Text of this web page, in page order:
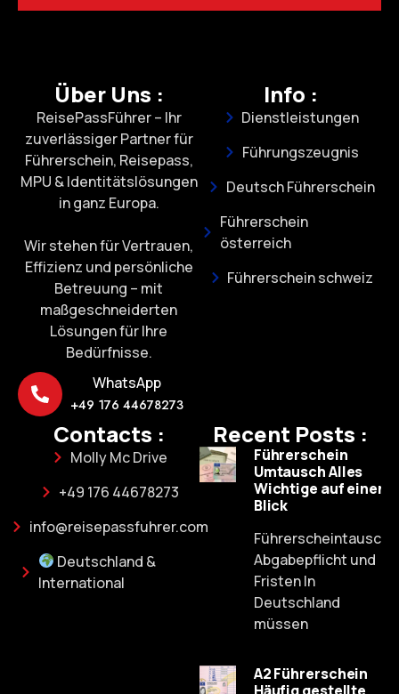
Über Uns :
ReisePassFührer – Ihr
zuverlässiger Partner für
Führerschein, Reisepass,
MPU & Identitätslösungen
in ganz Europa.
Wir stehen für Vertrauen,
Effizienz und persönliche
Betreuung – mit
maßgeschneiderten
Lösungen für Ihre
Bedürfnisse.
WhatsApp
+49 176 44678273
Info :
Dienstleistungen
Führungszeugnis
Deutsch Führerschein
Führerschein
österreich
Führerschein schweiz
Contacts :
Molly Mc Drive
+49 176 44678273
info@reisepassfuhrer.com
Deutschland &
International
Recent Posts :
Führerschein
Umtausch Alles
Wichtige auf einen
Blick
Führerscheintausch:
Abgabepflicht und
Fristen In
Deutschland
müssen
A2 Führerschein
Häufig gestellte